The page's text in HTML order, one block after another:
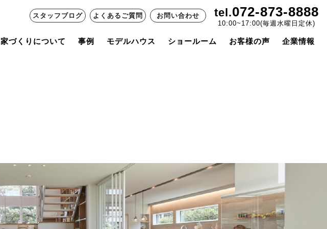
家づくりについて 事例 モデルハウス ショールーム お客様の声 企業情報
スタッフブログ よくあるご質問 お問い合わせ tel.072-873-8888
10:00~17:00(毎週水曜日定休)